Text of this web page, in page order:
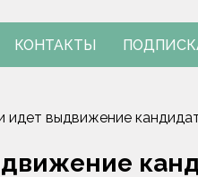
на селе: "Просрочка и
КОНТАКТЫ
идет выдвижение